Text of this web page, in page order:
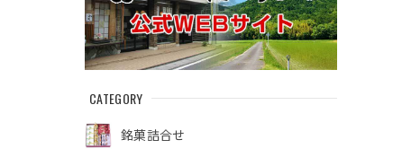
CATEGORY
銘菓詰合せ